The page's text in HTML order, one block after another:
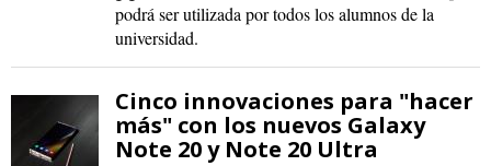
podrá ser utilizada por todos los alumnos de la
universidad.
Cinco innovaciones para "hacer
más" con los nuevos Galaxy
Note 20 y Note 20 Ultra